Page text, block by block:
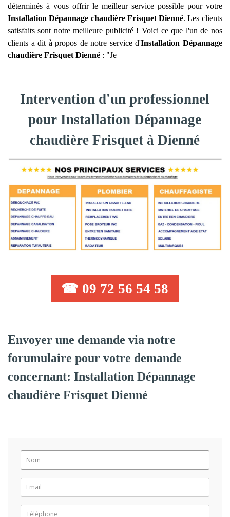
déterminés à vous offrir le meilleur service possible pour votre
Installation Dépannage chaudière Frisquet Dienné. Les clients
satisfaits sont notre meilleure publicité ! Voici ce que l'un de nos
clients a dit à propos de notre service d'Installation Dépannage
chaudière Frisquet Dienné : "Je
Intervention d'un professionnel
pour Installation Dépannage
chaudière Frisquet à Dienné
☎ 09 72 56 54 58
Envoyer une demande via notre
forumulaire pour votre demande
concernant: Installation Dépannage
chaudière Frisquet Dienné